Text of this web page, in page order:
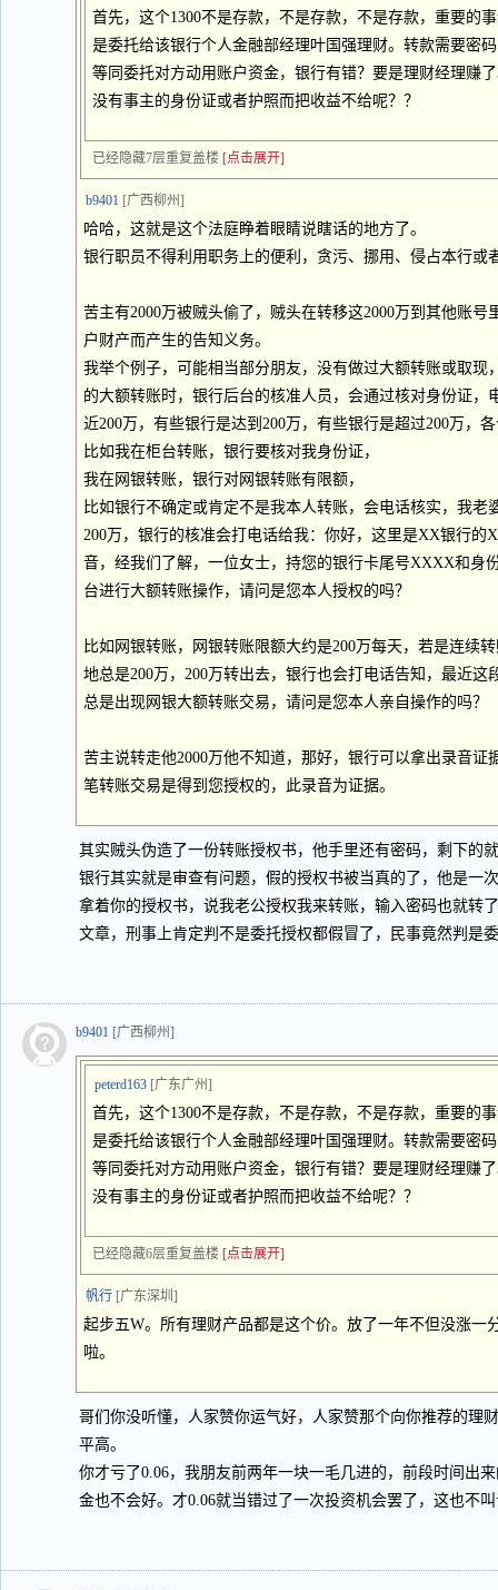
首先，这个1300不是存款，不是存款，不是存款，重要的
是委托给该银行个人金融部经理叶国强理财。转款需要密
等同委托对方动用账户资金，银行有错？要是理财经理赚
没有事主的身份证或者护照而把收益不给呢？？
已经隐藏7层重复盖楼 [点击展开]
b9401 [广西柳州]
哈哈，这就是这个法庭睁着眼睛说瞎话的地方了。
银行职员不得利用职务上的便利，贪污、挪用、侵占本行或
苦主有2000万被贼头偷了，贼头在转移这2000万到其他账
户财产而产生的告知义务。
我举个例子，可能相当部分朋友，没有做过大额转账或取现
的大额转账时，银行后台的核准人员，会通过核对身份证，
近200万，有些银行是达到200万，有些银行是超过200万，
比如我在柜台转账，银行要核对我身份证，
我在网银转账，银行对网银转账有限额，
比如银行不确定或肯定不是我本人转账，会电话核实，我老
200万，银行的核准会打电话给我：你好，这里是XX银行的
音，经我们了解，一位女士，持您的银行卡尾号XXXX和身
台进行大额转账操作，请问是您本人授权的吗？
比如网银转账，网银转账限额大约是200万每天，若是连续
地总是200万，200万转出去，银行也会打电话告知，最近
总是出现网银大额转账交易，请问是您本人亲自操作的吗？
苦主说转走他2000万他不知道，那好，银行可以拿出录音
笔转账交易是得到您授权的，此录音为证据。
其实贼头伪造了一份转账授权书，他手里还有密码，剩下的
银行其实就是审查有问题，假的授权书被当真的了，他是一
拿着你的授权书，说我老公授权我来转账，输入密码也就转
文章，刑事上肯定判不是委托授权都假冒了，民事竟然判是
b9401 [广西柳州]
peterd163 [广东广州]
首先，这个1300不是存款，不是存款，不是存款，重要的
是委托给该银行个人金融部经理叶国强理财。转款需要密
等同委托对方动用账户资金，银行有错？要是理财经理赚
没有事主的身份证或者护照而把收益不给呢？？
已经隐藏6层重复盖楼 [点击展开]
帆行 [广东深圳]
起步五W。所有理财产品都是这个价。放了一年不但没涨一
啦。
哥们你没听懂，人家赞你运气好，人家赞那个向你推荐的理
平高。
你才亏了0.06，我朋友前两年一块一毛几进的，前段时间出
金也不会好。才0.06就当错过了一次投资机会罢了，这也不